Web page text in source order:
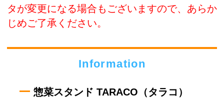
タが変更になる場合もございますので、あらか
じめご了承ください。
Information
惣菜スタンド TARACO（タラコ）